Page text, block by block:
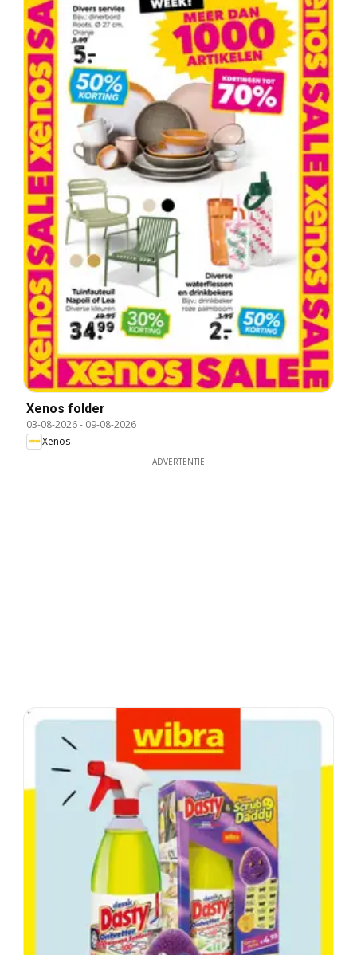
Xenos folder
03-08-2026- 09-08-2026
Xenos
ADVERTENTIE